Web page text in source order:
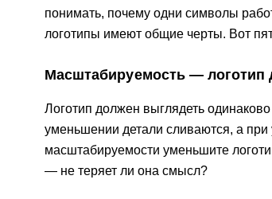
понимать, почему одни символы
логотипы имеют общие черты. Вот
Масштабируемость —
Логотип должен выглядеть
уменьшении детали сливаются, а при
масштабируемости уменьшите
— не теряет ли она смысл?